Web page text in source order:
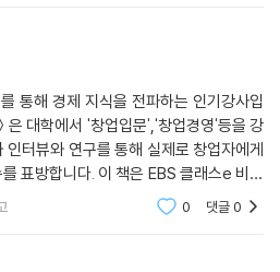
기존 제품의 일부 기능과 디자인만 변
던 제품은 어쩌면 세상에 필요가 없었
한 제품일 수도 있다. 누구도 시도한 적
비자를 설득하기도 힘들다. 중요한 것은
다”는 격언이다.
비하고 대비해도 예상을 벗어나는 일이
게서 실망할 일도 생기고, 갑자기 투자
지 않는 일도 일어난다. 자유로운 회사
통해 경제 지식을 전파하는 인기강사입
은 대학에서 '창업입문','창업경영'등을 강
터뷰와 연구를 통해 실제로 창업자에게
표방합니다. 이 책은 EBS 클래스e 비즈
했습니다. 저자는 박정호명
0 댓글0